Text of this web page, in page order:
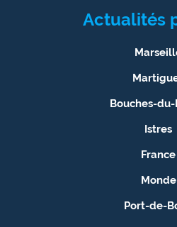
Actualités
Bouches-du-
Istres
France
Monde
Port-de-